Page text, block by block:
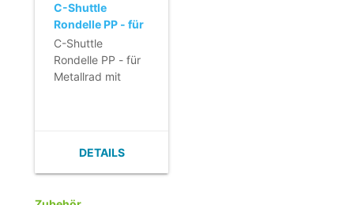
C-Shuttle
Rondelle PP - für
Metallrad mit
Stoßstange
C-Shuttle
Rondelle PP - für
Metallrad mit
DETAILS